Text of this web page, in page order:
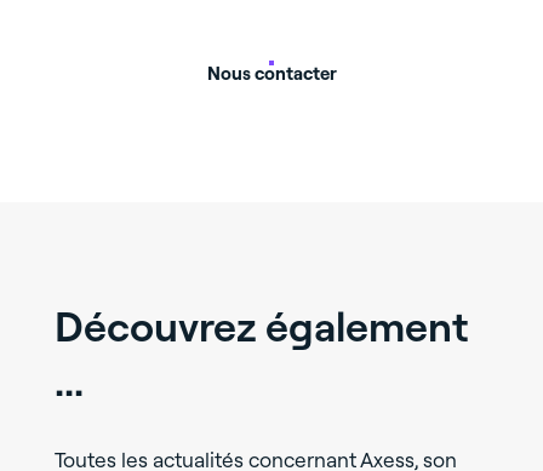
Nous contacter
Découvrez également
...
Toutes les actualités concernant Axess, son